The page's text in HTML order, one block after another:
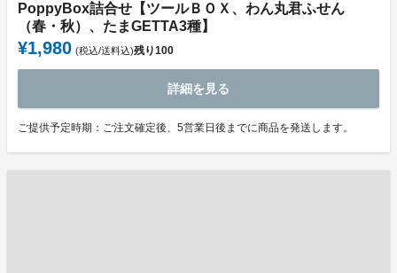
PoppyBox詰合せ【ツールＢＯＸ、わん丸君ふせん
（春・秋）、たまGETTA3種】
¥1,980 (税込/送料込)残り100
詳細を見る
ご提供予定時期：ご注文確定後、5営業日後までに商品を発送します。